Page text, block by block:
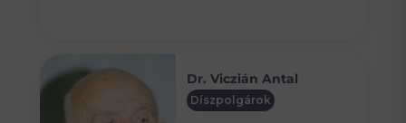
Dr. Viczián Antal
Díszpolgárok